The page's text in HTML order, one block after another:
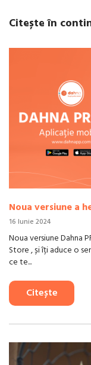
Citește în
Noua versiune a
16 Iunie 2024
Noua versiune Dahna
Store , și îți aduce o
ce te...
Citește